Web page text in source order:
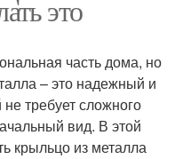
это
часть дома, но
– это надежный и
требует сложного
вид. В этой
крыльцо из металла